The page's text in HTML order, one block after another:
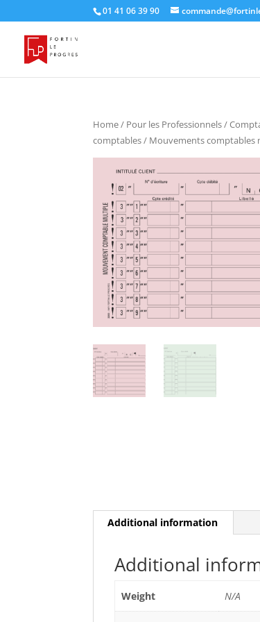
01 41 06 39 90
Home/ Pour les Professionnels/
comptables/ Mouvements comptables
Additional information
Additional
Weight N/A